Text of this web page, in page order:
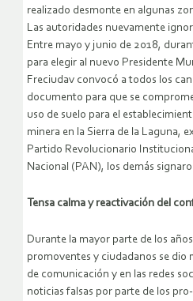
realizado desmonte en algunas
Las autoridades nuevamente
Entre mayo y junio de 2018,
para elegir al nuevo Presidente
Freciudav convocó a todos los
documento para que se
uso de suelo para el
minera en la Sierra de la Laguna,
Partido Revolucionario
Nacional (PAN), los demás
Tensa calma y reactivación del
Durante la mayor parte de los
promoventes y ciudadanos se dio
de comunicación y en las redes
noticias falsas por parte de los